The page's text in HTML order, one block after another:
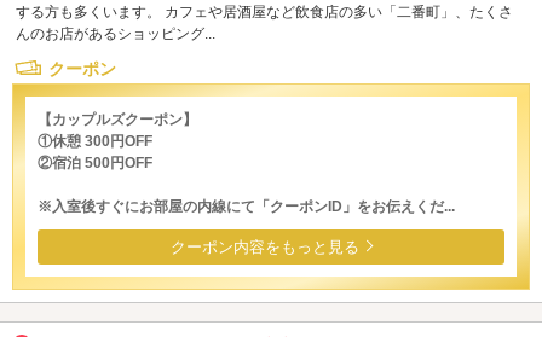
する方も多くいます。 カフェや居酒屋など飲食店の多い「二番町」、たくさ
んのお店があるショッピング...
クーポン
【カップルズクーポン】
①休憩 300円OFF
②宿泊 500円OFF
※入室後すぐにお部屋の内線にて「クーポンID」をお伝えくだ...
クーポン内容をもっと見る